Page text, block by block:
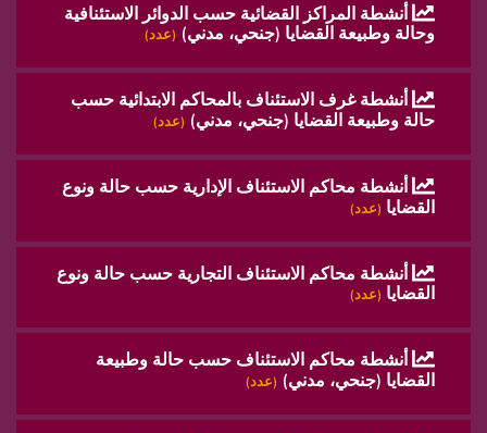
أنشطة المراكز القضائية حسب الدوائر الاستئنافية
وحالة وطبيعة القضايا (جنحي، مدني) (عدد)
أنشطة غرف الاستئناف بالمحاكم الابتدائية حسب
حالة وطبيعة القضايا (جنحي، مدني) (عدد)
أنشطة محاكم الاستئناف الإدارية حسب حالة ونوع
القضايا (عدد)
أنشطة محاكم الاستئناف التجارية حسب حالة ونوع
القضايا (عدد)
أنشطة محاكم الاستئناف حسب حالة وطبيعة
القضايا (جنحي، مدني) (عدد)